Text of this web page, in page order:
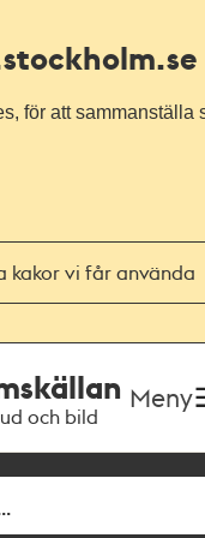
för att sammanställa
kakor vi får använda
och bild
Meny